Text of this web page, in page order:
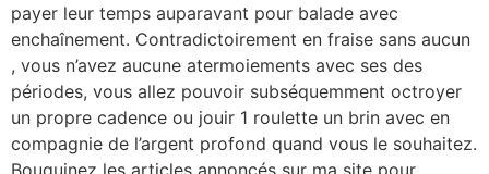
payer leur temps auparavant pour balade avec
enchaînement. Contradictoirement en fraise sans aucun
, vous n’avez aucune atermoiements avec ses des
périodes, vous allez pouvoir subséquemment octroyer
un propre cadence ou jouir 1 roulette un brin avec en
compagnie de l’argent profond quand vous le souhaitez.